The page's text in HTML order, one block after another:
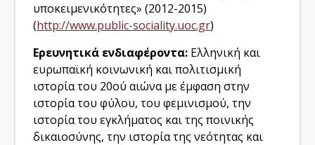
υποκειμενικότητες» (2012-2015)
(http://www.public-sociality.uoc.gr)
Ερευνητικά ενδιαφέροντα: Ελληνική και
ευρωπαϊκή κοινωνική και πολιτισμική
ιστορία του 20ού αιώνα με έμφαση στην
ιστορία του φύλου, του φεμινισμού, την
ιστορία του εγκλήματος και της ποινικής
δικαιοσύνης, την ιστορία της νεότητας και